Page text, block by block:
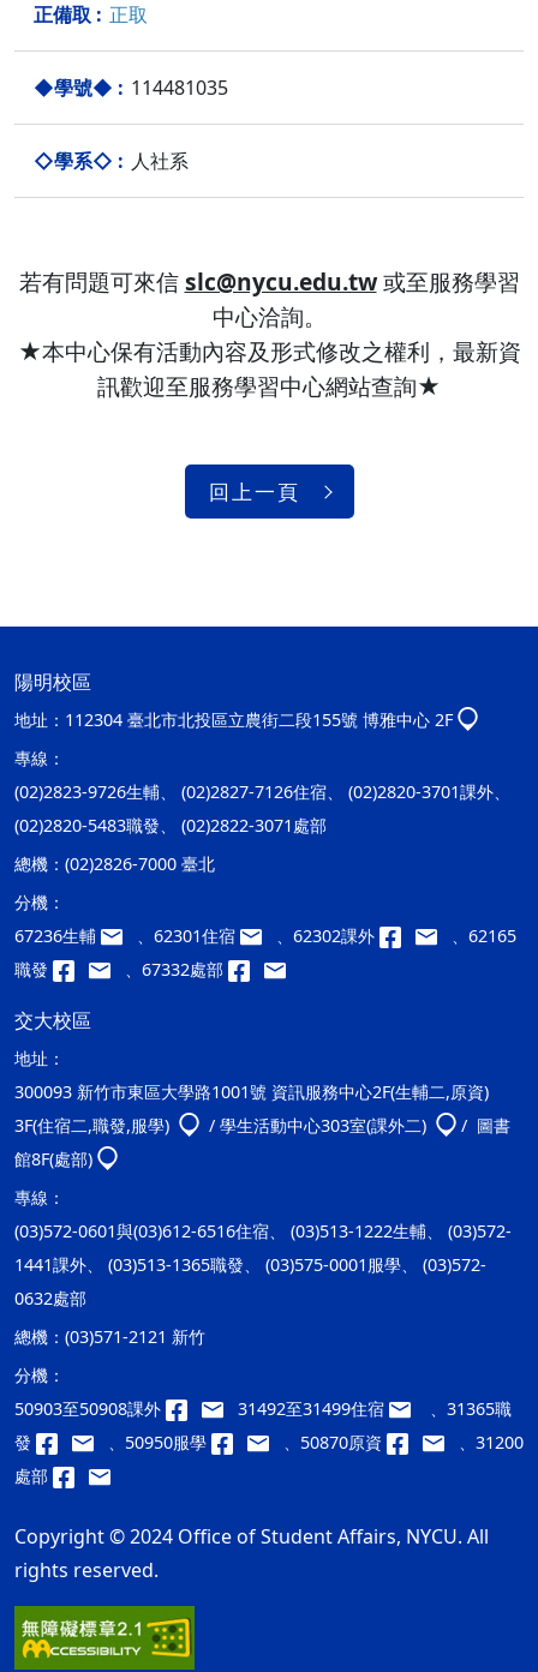
正取
114481035
人社系
若有問題可來信slc@nycu.edu.tw或至服務學習
中心洽詢。
★本中心保有活動內容及形式修改之權利，最新資
訊歡迎至服務學習中心網站查詢★
回上一頁
陽明校區
地址： 112304 臺北市北投區立農街二段155號 博雅中心 2F
專線：
(02)2823-9726生輔、 (02)2827-7126住宿、 (02)2820-3701課外、
(02)2820-5483職發、 (02)2822-3071處部
總機： (02)2826-7000 臺北
分機：
67236生輔
、62301住宿 、62302課外
、62165
職發
、67332處部
交大校區
地址：
300093 新竹市東區大學路1001號 資訊服務中心2F(生輔二,原資)
3F(住宿二,職發,服學)
/ 學生活動中心303室(課外二)
/ 圖書
館8F(處部)
專線：
(03)572-0601與(03)612-6516住宿、 (03)513-1222生輔、 (03)572-
1441課外、 (03)513-1365職發、 (03)575-0001服學、 (03)572-
0632處部
總機： (03)571-2121 新竹
分機：
50903至50908課外
31492至31499住宿
、31365職
發
、50950服學 、50870原資
、31200
處部
Copyright © 2024 Office of Student Affairs, NYCU. All
rights reserved.